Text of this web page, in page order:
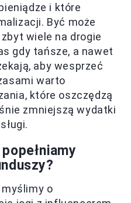
i które
Być może
wiele na drogie
gdy tańsze, a nawet
aby wesprzeć
warto
które oszczędzą
zmniejszą wydatki
o